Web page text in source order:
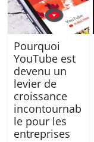
Pourquoi
YouTube est
devenu un
levier de
croissance
incontournab
le pour les
entreprises